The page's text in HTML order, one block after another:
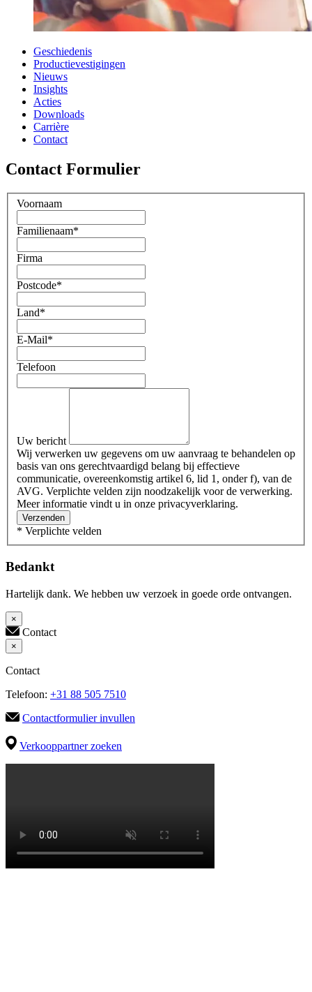
Geschiedenis
Productievestigingen
Nieuws
Insights
Acties
Downloads
Carrière
Contact
Contact Formulier
Voornaam
Familienaam*
Firma
Postcode*
Land*
E-Mail*
Telefoon
Uw bericht
Wij verwerken uw gegevens om uw aanvraag te behandelen op
basis van ons gerechtvaardigd belang bij effectieve
communicatie, overeenkomstig artikel 6, lid 1, onder f), van de
AVG. Verplichte velden zijn noodzakelijk voor de verwerking.
Meer informatie vindt u in onze privacyverklaring.
Verzenden
* Verplichte velden
Bedankt
Hartelijk dank. We hebben uw verzoek in goede orde ontvangen.
×
Contact
×
Contact
Telefoon: +31 88 505 7510
Contactformulier invullen
Verkooppartner zoeken